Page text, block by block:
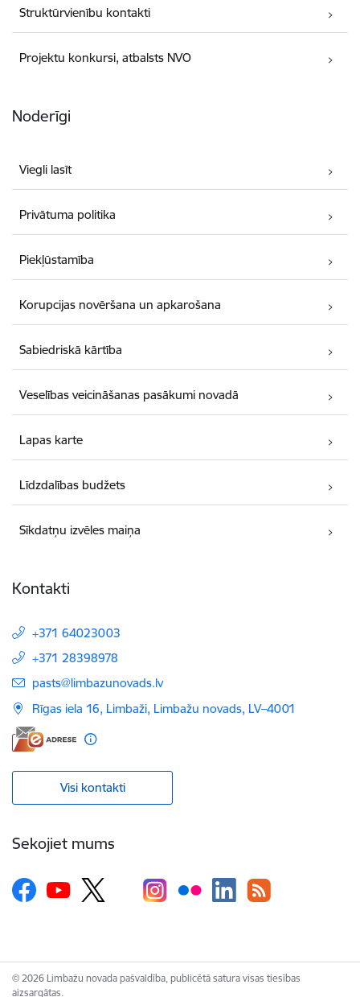
Struktūrvienību kontakti
Projektu konkursi, atbalsts NVO
Noderīgi
Viegli lasīt
Privātuma politika
Piekļūstamība
Korupcijas novēršana un apkarošana
Sabiedriskā kārtība
Veselības veicināšanas pasākumi novadā
Lapas karte
Līdzdalības budžets
Sīkdatņu izvēles maiņa
Kontakti
+371 64023003
+371 28398978
E-pasts:
pasts@limbazunovads.lv
Rīgas iela 16, Limbaži, Limbažu novads, LV–4001
Visi kontakti
Sekojiet mums
© 2026 Limbažu novada pašvaldība, publicētā satura visas tiesības
aizsargātas.